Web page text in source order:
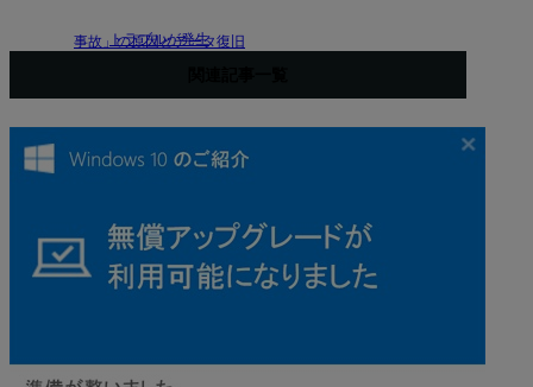
トラブルが発生
事故」の原因とデータ復旧